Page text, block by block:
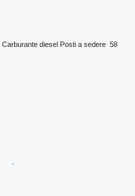
Carburante diesel Posti a sedere 58